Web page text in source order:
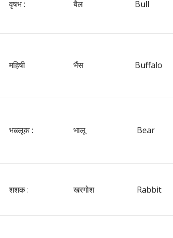
वृषभ : बैल Bull
महिषी भैंस Buffalo
भळ्लूक : भालू Bear
शशक : खरगोश Rabbit